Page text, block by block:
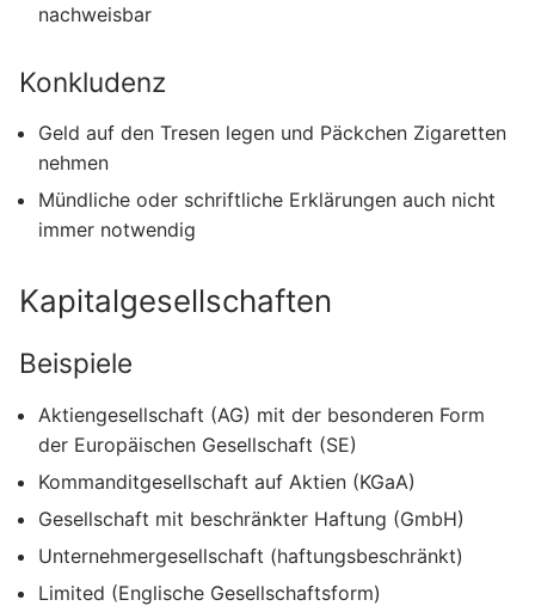
nachweisbar
Konkludenz
Geld auf den Tresen legen und Päckchen Zigaretten
nehmen
Mündliche oder schriftliche Erklärungen auch nicht
immer notwendig
Kapitalgesellschaften
Beispiele
Aktiengesellschaft (AG) mit der besonderen Form
der Europäischen Gesellschaft (SE)
Kommanditgesellschaft auf Aktien (KGaA)
Gesellschaft mit beschränkter Haftung (GmbH)
Unternehmergesellschaft (haftungsbeschränkt)
Limited (Englische Gesellschaftsform)